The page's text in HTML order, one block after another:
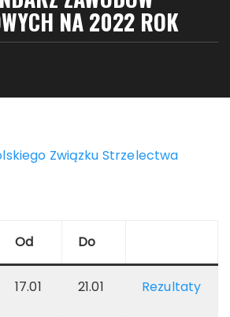
NA 2022 ROK
Związku Strzelectwa
Od Do
17.01 21.01 Rezultaty